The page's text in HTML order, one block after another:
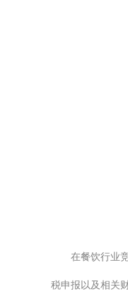
在餐饮行业
税申报以及相关